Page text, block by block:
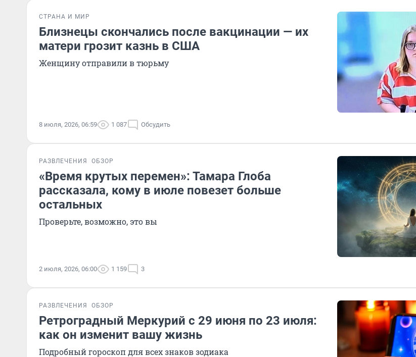
СТРАНА И МИР
Близнецы скончались после вакцинации — их
матери грозит казнь в США
Женщину отправили в тюрьму
8 июля, 2026, 06:59 1 087 Обсудить
РАЗВЛЕЧЕНИЯ ОБЗОР
«Время крутых перемен»: Тамара Глоба
рассказала, кому в июле повезет больше
остальных
Проверьте, возможно, это вы
2 июля, 2026, 06:00 1 159 3
РАЗВЛЕЧЕНИЯ ОБЗОР
Ретроградный Меркурий с 29 июня по 23 июля:
как он изменит вашу жизнь
Подробный гороскоп для всех знаков зодиака